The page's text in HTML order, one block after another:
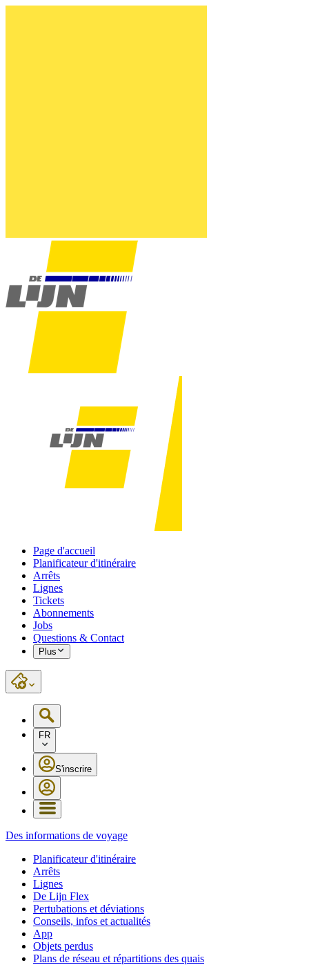
Page d'accueil
Planificateur d'itinéraire
Arrêts
Lignes
Tickets
Abonnements
Jobs
Questions & Contact
Plus
FR
S'inscrire
Des informations de voyage
Planificateur d'itinéraire
Arrêts
Lignes
De Lijn Flex
Pertubations et déviations
Conseils, infos et actualités
App
Objets perdus
Plans de réseau et répartitions des quais